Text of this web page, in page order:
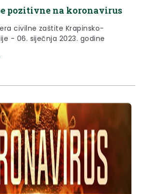
pozitivne na koronavirus
civilne zaštite Krapinsko-
- 06. siječnja 2023. godine